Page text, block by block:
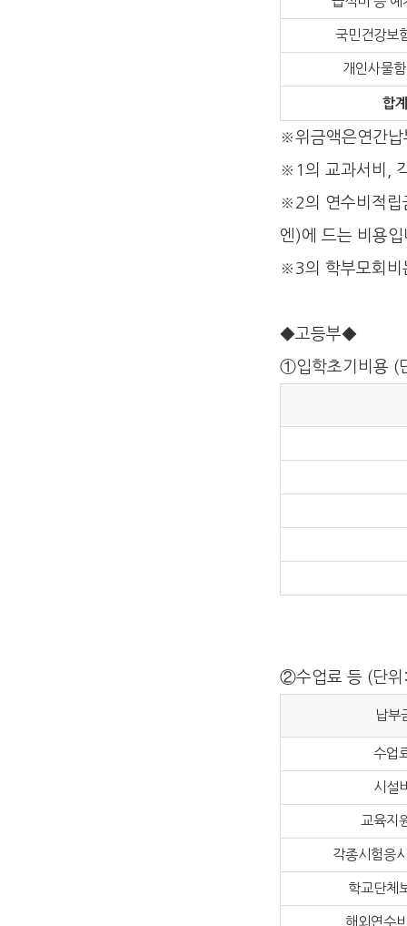
국민건강보
개인사물
합계
※위금액은연간납
※1의 교과서비,
※2의 연수비적립
엔)에 드는 비용입
※3의 학부모회비
◆고등부◆
①입학초기비용 (
②수업료 등 (단위
납부
수업
시설
교육지
각종시험응
학교단체
해외연수